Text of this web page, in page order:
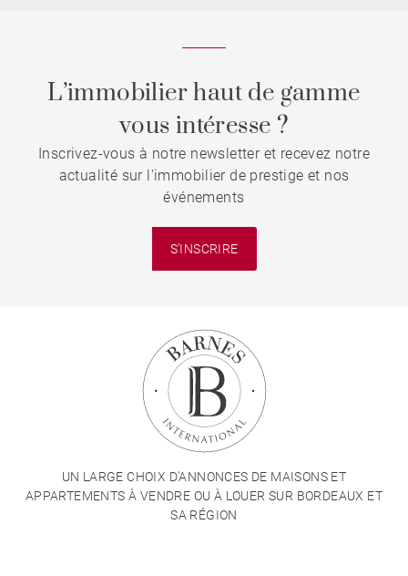
L’immobilier haut de gamme
vous intéresse ?
Inscrivez-vous à notre newsletter et recevez notre
actualité sur l'immobilier de prestige et nos
événements
S'INSCRIRE
UN LARGE CHOIX D'ANNONCES DE MAISONS ET
APPARTEMENTS À VENDRE OU À LOUER SUR BORDEAUX ET
SA RÉGION